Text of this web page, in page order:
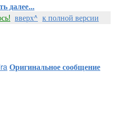
далее...
вверх^ к полной версии
Оригинальное сообщение